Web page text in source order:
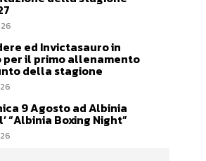
ed Invictasauro in
per il primo allenamento
della stagione
9 Agosto ad Albinia
“Albinia Boxing Night”